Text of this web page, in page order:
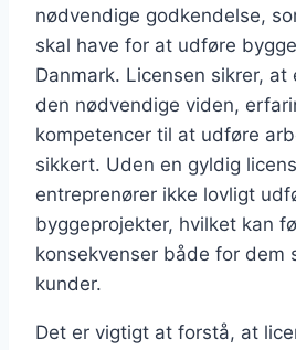
nødvendige godkendelse,
skal have for at udføre
Danmark. Licensen sikrer,
den nødvendige viden,
kompetencer til at udføre
sikkert. Uden en gyldig
entreprenører ikke lovligt
byggeprojekter, hvilket kan
konsekvenser både for dem
kunder.
Det er vigtigt at forstå, at